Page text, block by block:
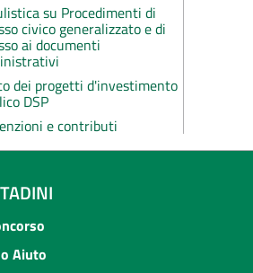
su Procedimenti di
civico generalizzato e di
ai documenti
dei progetti d'investimento
DSP
e contributi
Aiuto